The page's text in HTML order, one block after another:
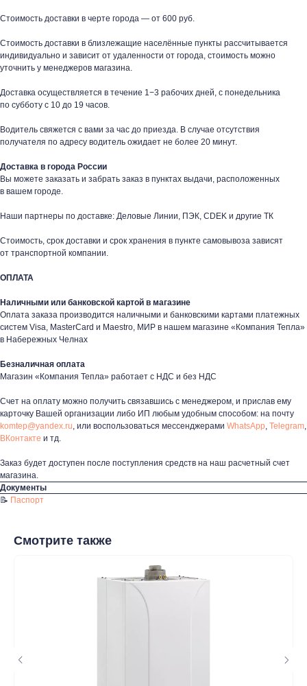
Стоимость доставки в черте города — от 600 руб.
Стоимость доставки в близлежащие населённые пункты рассчитывается
индивидуально и зависит от удаленности от города, стоимость можно
уточнить у менеджеров магазина.
Доставка осуществляется в течение 1−3 рабочих дней, с понедельника
по субботу с 10 до 19 часов.
Водитель свяжется с вами за час до приезда. В случае отсутствия
получателя по адресу водитель ожидает не более 20 минут.
Доставка в города России
Вы можете заказать и забрать заказ в пунктах выдачи, расположенных
в вашем городе.
Наши партнеры по доставке: Деловые Линии, ПЭК, CDEK и другие ТК
Стоимость, срок доставки и срок хранения в пункте самовывоза зависят
от транспортной компании.
ОПЛАТА
Наличными или банковской картой в магазине
Оплата заказа производится наличными и банковскими картами платежных
систем Visa, MasterCard и Maestro, МИР в нашем магазине «Компания Тепла»
в Набережных Челнах
Безналичная оплата
Магазин «Компания Тепла» работает с НДС и без НДС
Счет на оплату можно получить связавшись с менеджером, и прислав ему
карточку Вашей организации либо ИП любым удобным способом: на почту
komtep@yandex.ru, или воспользоваться мессенджерами WhatsApp, Telegram,
ВКонтакте и тд.
Заказ будет доступен после поступления средств на наш расчетный счет
магазина.
Документы
📝 Паспорт
Смотрите также
Данный интернет‑сайт носит информационный характер и ни
при каких условиях не является публичной офертой в
соответствии со ст. 437 (2) ГК РФ. Для получения подробной
информации о наличии и стоимости товаров/услуг обратитесь
Покупателям
Контакты
Пн-Пт: 8:00 - 17:00
Почта: komtep@yandex.ru
Челны, проспект Казанский, д. 124
+7 (8552) 78-33-11
О компании Акции Статьи